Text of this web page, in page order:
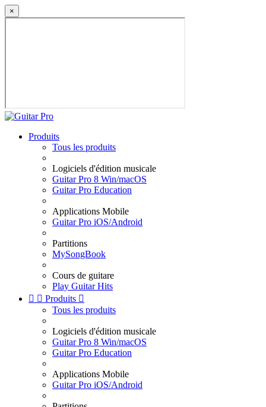
×
Produits
Tous les produits
Logiciels d'édition musicale
Guitar Pro 8 Win/macOS
Guitar Pro Education
Applications Mobile
Guitar Pro iOS/Android
Partitions
MySongBook
Cours de guitare
Play Guitar Hits
  Produits 
Tous les produits
Logiciels d'édition musicale
Guitar Pro 8 Win/macOS
Guitar Pro Education
Applications Mobile
Guitar Pro iOS/Android